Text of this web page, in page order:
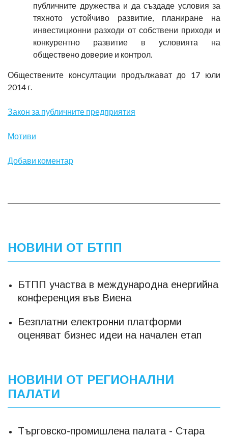
публичните дружества и да създаде условия за
тяхното устойчиво развитие, планиране на
инвестиционни разходи от собствени приходи и
конкурентно развитие в условията на
обществено доверие и контрол.
Обществените консултации продължават до 17 юли
2014 г.
Закон за публичните предприятия
Мотиви
Добави коментар
НОВИНИ ОТ БТПП
БТПП участва в международна енергийна
конференция във Виена
Безплатни електронни платформи
оценяват бизнес идеи на начален етап
НОВИНИ ОТ РЕГИОНАЛНИ
ПАЛАТИ
Търговско-промишлена палата - Стара